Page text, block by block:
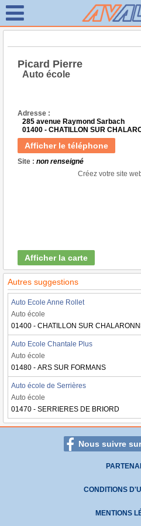
Picard Pierre
Auto école
Adresse :
285 avenue Raymond Sarbach
01400 - CHATILLON SUR
Afficher le téléphone
Site : non renseigné
Créez votre site
Afficher la carte
Autres suggestions
Auto Ecole Anne Rollet
Auto école
01400 - CHATILLON SUR
Auto Ecole Chantale Plus
Auto école
01480 - ARS SUR FORMANS
Auto école de Serrières
Auto école
01470 - SERRIERES DE BRIORD
Nous suivre
CONDITIONS
MENTIONS